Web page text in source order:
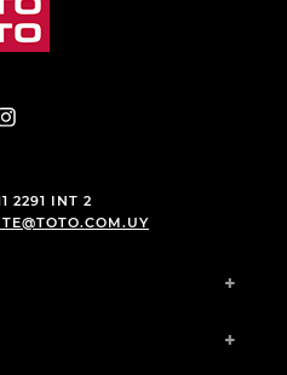
2291 INT 2
+
+